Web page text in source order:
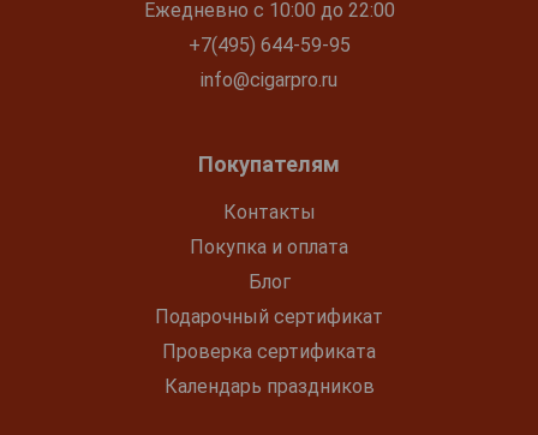
Ежедневно с 10:00 до 22:00
+7(495) 644-59-95
info@cigarpro.ru
Покупателям
Контакты
Покупка и оплата
Блог
Подарочный сертификат
Проверка сертификата
Календарь праздников